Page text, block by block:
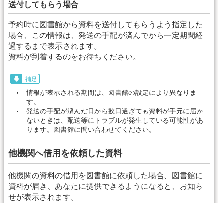
送付してもらう場合
予約時に図書館から資料を送付してもらうよう指定した
場合、この情報は、発送の手配が済んでから一定期間経
過するまで表示されます。
資料が到着するのをお待ちください。
補足
情報が表示される期間は、図書館の設定により異なりま
す。
発送の手配が済んだ日から数日過ぎても資料が手元に届か
ないときは、配送等にトラブルが発生している可能性があ
ります。図書館に問い合わせてください。
他機関へ借用を依頼した資料
他機関の資料の借用を図書館に依頼した場合、図書館に
資料が届き、あなたに提供できるようになると、お知ら
せが表示されます。